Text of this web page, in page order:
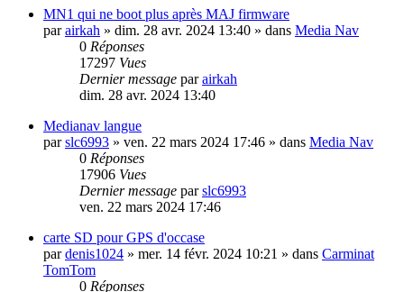
MN1 qui ne boot plus après MAJ firmware
parairkah » dim. 28 avr. 2024 13:40 » dans Media Nav
0 Réponses
17297 Vues
Dernier message parairkah
dim. 28 avr. 2024 13:40
Medianav langue
parslc6993 » ven. 22 mars 2024 17:46 » dans Media Nav
0 Réponses
17906 Vues
Dernier message parslc6993
ven. 22 mars 2024 17:46
carte SD pour GPS d'occase
pardenis1024 » mer. 14 févr. 2024 10:21 » dans Carminat
TomTom
0 Réponses